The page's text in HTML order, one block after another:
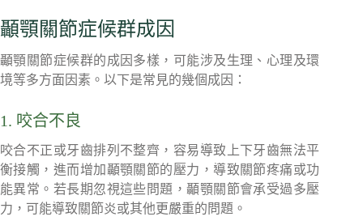
顳顎關節症候群成因
顳顎關節症候群的成因多樣，可能涉及生理、心理及環
境等多方面因素。以下是常見的幾個成因：
1. 咬合不良
咬合不正或牙齒排列不整齊，容易導致上下牙齒無法平
衡接觸，進而增加顳顎關節的壓力，導致關節疼痛或功
能異常。若長期忽視這些問題，顳顎關節會承受過多壓
力，可能導致關節炎或其他更嚴重的問題。